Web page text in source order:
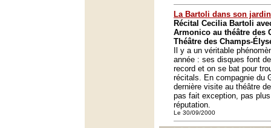
La Bartoli dans son jardin
Récital Cecilia Bartoli
Armonico au théâtre des
Théâtre des Champs-
Il y a un véritable
année : ses disques font
record et on se bat pour
récitals. En compagnie du
dernière visite au théâtre
pas fait exception, pas
réputation.
Le 30/09/2000